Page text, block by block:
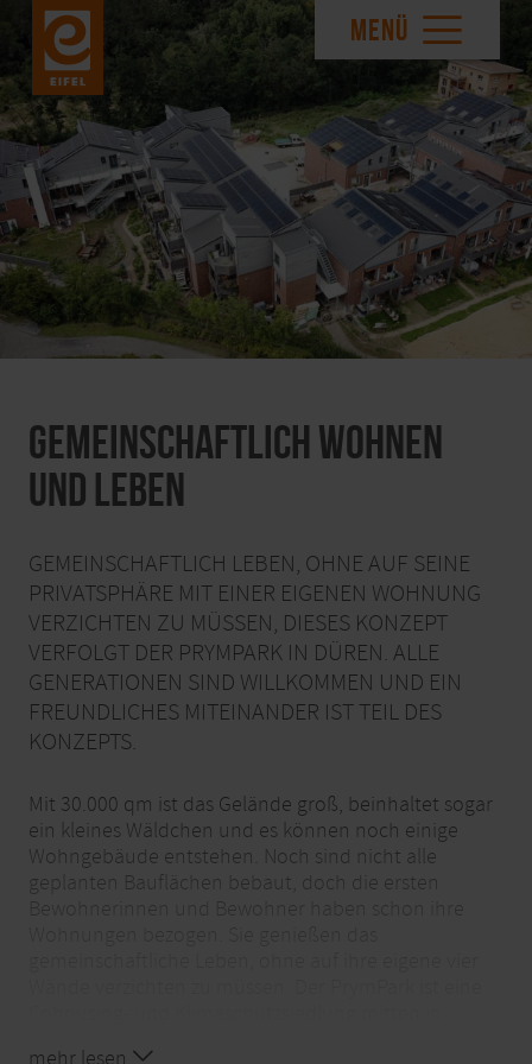
MENÜ
Gemeinschaftlich wohnen
und leben
GEMEINSCHAFTLICH LEBEN, OHNE AUF SEINE
PRIVATSPHÄRE MIT EINER EIGENEN WOHNUNG
VERZICHTEN ZU MÜSSEN, DIESES KONZEPT
VERFOLGT DER PRYMPARK IN DÜREN. ALLE
GENERATIONEN SIND WILLKOMMEN UND EIN
FREUNDLICHES MITEINANDER IST TEIL DES
KONZEPTS.
Mit 30.000 qm ist das Gelände groß, beinhaltet sogar
ein kleines Wäldchen und es können noch einige
Wohngebäude entstehen. Noch sind nicht alle
geplanten Bauflächen bebaut, doch die ersten